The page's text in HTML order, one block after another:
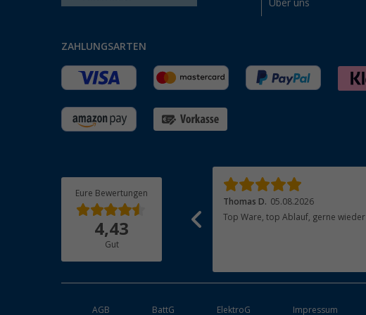
Über uns
ZAHLUNGSARTEN
Eure Bewertungen
4,43
Gut
Tolle Online Bestellung, schnelle Lieferung,
Thomas D. 05.08.2026
Top Ware, top Ablauf, gerne wieder
AGB BattG ElektroG Impressum